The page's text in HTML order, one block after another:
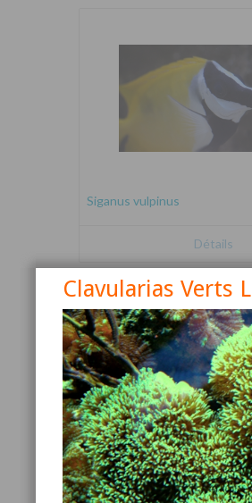
Siganus vulpinus
Détails
Canthigaster valentini
Clavularias Verts L